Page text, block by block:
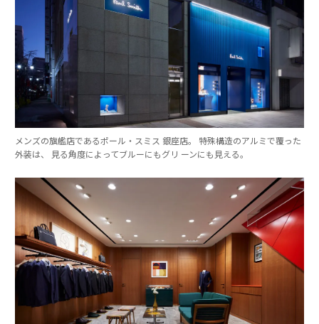
メンズの旗艦店であるポール・スミス 銀座店。 特殊構造のアルミで覆った
外装は、 見る角度によってブルーにもグリ ーンにも見える。